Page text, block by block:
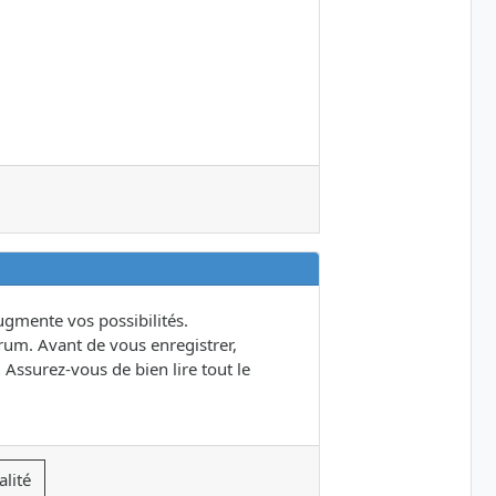
vos possibilités.
Avant de vous enregistrer,
vous de bien lire tout le